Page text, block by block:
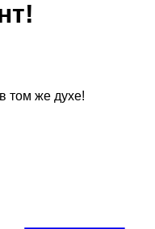
том же духе!